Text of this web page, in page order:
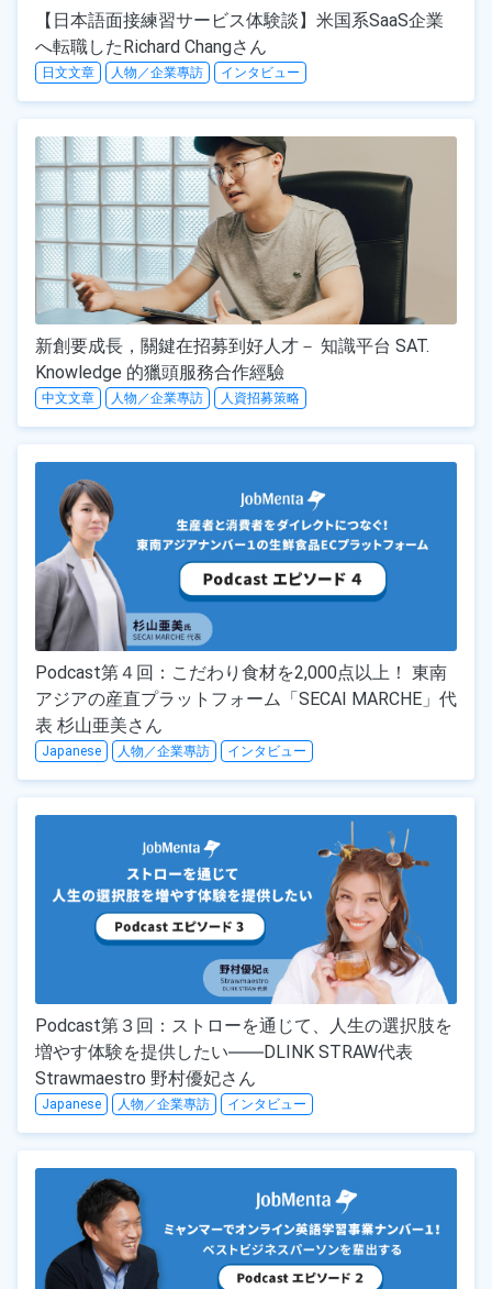
【日本語面接練習サービス体験談】米国系SaaS企業
へ転職したRichard Changさん
日文文章 人物／企業專訪 インタビュー
新創要成長，關鍵在招募到好人才－ 知識平台 SAT.
Knowledge 的獵頭服務合作經驗
中文文章 人物／企業專訪 人資招募策略
Podcast第４回：こだわり食材を2,000点以上！ 東南
アジアの産直プラットフォーム「SECAI MARCHE」代
表 杉山亜美さん
Japanese 人物／企業專訪 インタビュー
Podcast第３回：ストローを通じて、人生の選択肢を
増やす体験を提供したい――DLINK STRAW代表
Strawmaestro 野村優妃さん
Japanese 人物／企業專訪 インタビュー